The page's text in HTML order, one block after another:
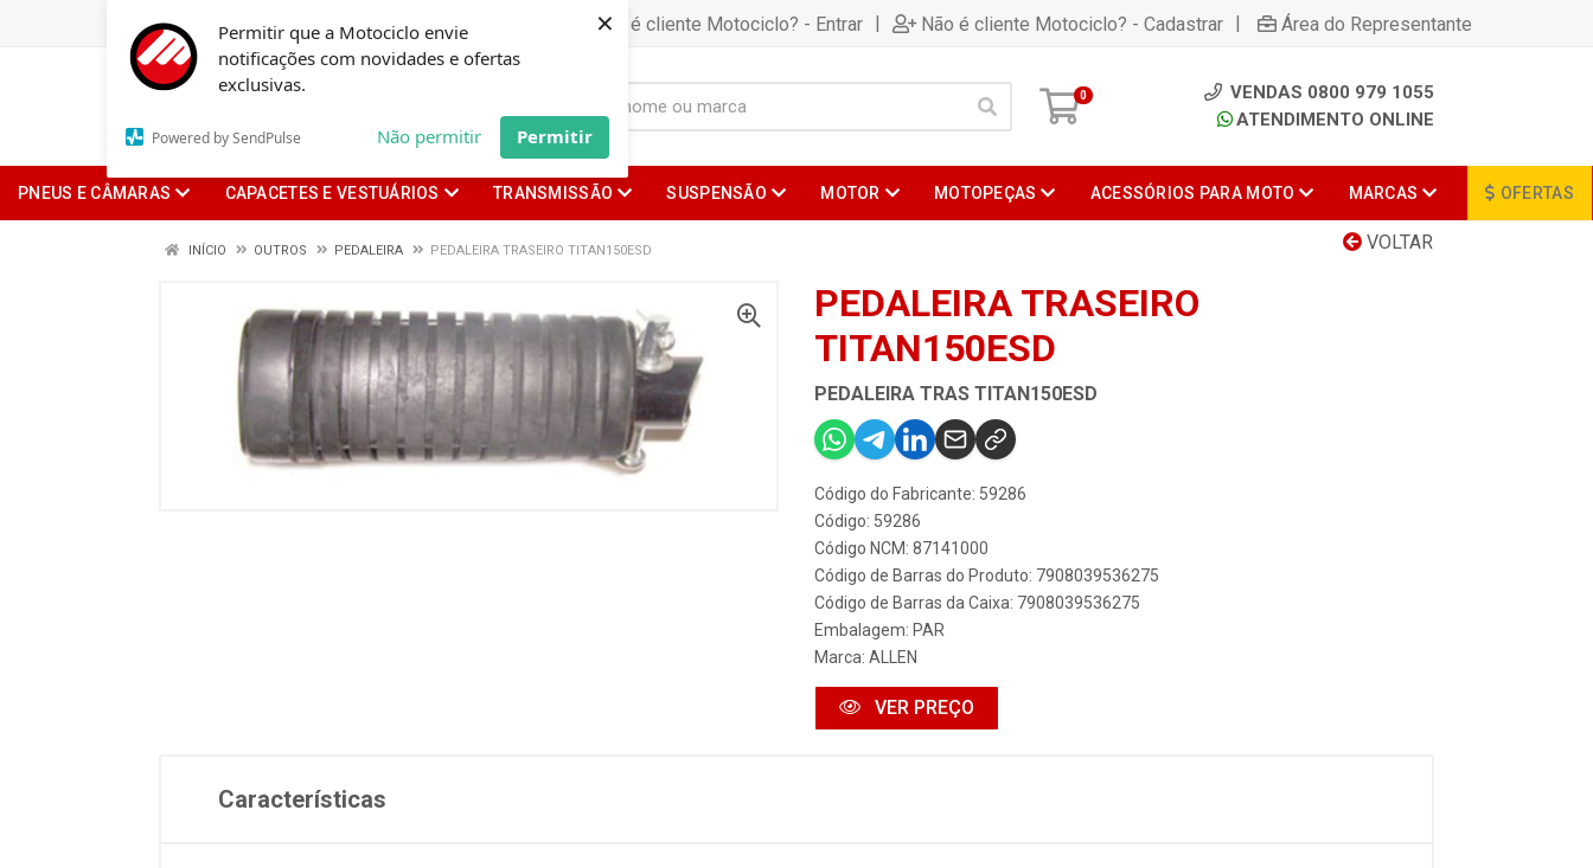
Permitir que a Motociclo envie
notificações com novidades e ofertas
exclusivas.
Powered by SendPulse Não permitir Permitir
×Já é cliente Motociclo? - Entrar | Não é cliente Motociclo? - Cadastrar | Área do Representante
0
VENDAS 0800 979 1055
ATENDIMENTO ONLINE
PNEUS E CÂMARAS CAPACETES E VESTUÁRIOS TRANSMISSÃO SUSPENSÃO MOTOR MOTOPEÇAS ACESSÓRIOS PARA MOTO MARCAS OFERTAS
VOLTAR
INÍCIO OUTROS PEDALEIRA PEDALEIRA TRASEIRO TITAN150ESD
PEDALEIRA TRASEIRO
TITAN150ESD
PEDALEIRA TRAS TITAN150ESD
Código do Fabricante: 59286
Código: 59286
Código NCM: 87141000
Código de Barras do Produto: 7908039536275
Código de Barras da Caixa: 7908039536275
Embalagem: PAR
Marca: ALLEN
VER PREÇO
Características